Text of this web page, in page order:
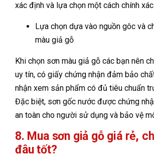
xác định và lựa chọn một cách chính
Lựa chọn dựa vào nguồn gôc và
màu giả gỗ
Khi chọn sơn màu giả gỗ các bạn nên
uy tín, có giấy chứng nhận đảm bảo
nhận xem sản phẩm có đủ tiêu chuẩn
Đặc biệt, sơn gốc nước được chứng
an toàn cho người sử dụng và bảo vệ
8. Mua sơn giả gỗ giá rẻ,
đâu tốt?